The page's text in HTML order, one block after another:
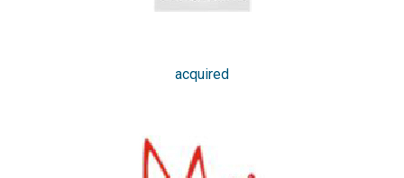
acquired